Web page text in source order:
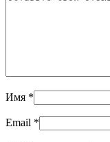
Имя *
Email *